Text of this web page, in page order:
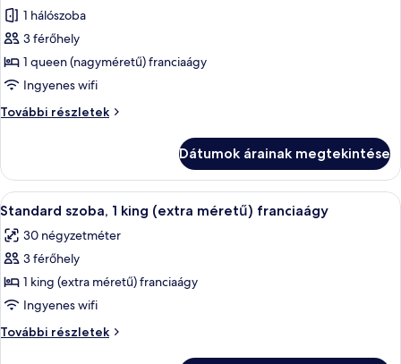
összes
képének
megtekintése:
Standard
1
franciaágy
1 hálószoba
3 férőhely
1 queen (nagyméretű) franciaágy
Ingyenes wifi
További részletek
Standard
(nagyméretű)
franciaágy
további
Dátumok árainak megtekintése
A
következő
szoba
összes
képének
megtekintése:
Standard
szoba,
Egy szállodai szoba, amelyben
5
Standard szoba, 1 king (extra méretű) franciaágy
30 négyzetméter
3 férőhely
1 king (extra méretű) franciaágy
Ingyenes wifi
További részletek
Standard